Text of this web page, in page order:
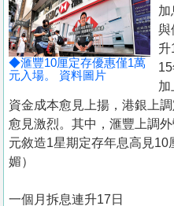
置
業
手
冊
關
於
我
們
◆滙豐10厘定存優惠僅1萬
元入場。 資料圖片
加
與
升
加
資金成本愈見上揚，港銀上
愈見激烈。其中，滙豐上調
元敘造1星期定存年息高見
媚）
一個月拆息連升17日